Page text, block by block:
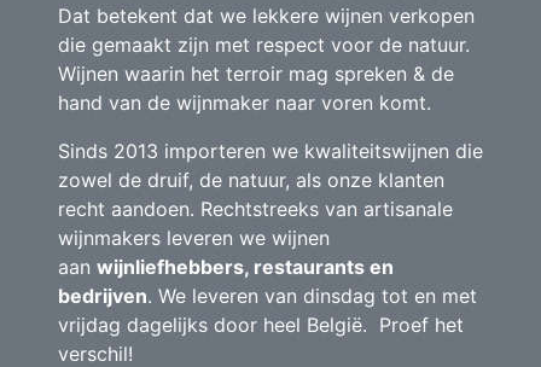
Dat betekent dat we lekkere wijnen verkopen
die gemaakt zijn met respect voor de natuur.
Wijnen waarin het terroir mag spreken & de
hand van de wijnmaker naar voren komt.
Sinds 2013 importeren we kwaliteitswijnen die
zowel de druif, de natuur, als onze klanten
recht aandoen. Rechtstreeks van artisanale
wijnmakers leveren we wijnen
aan wijnliefhebbers, restaurants en
bedrijven. We leveren van dinsdag tot en met
vrijdag dagelijks door heel België. Proef het
verschil!